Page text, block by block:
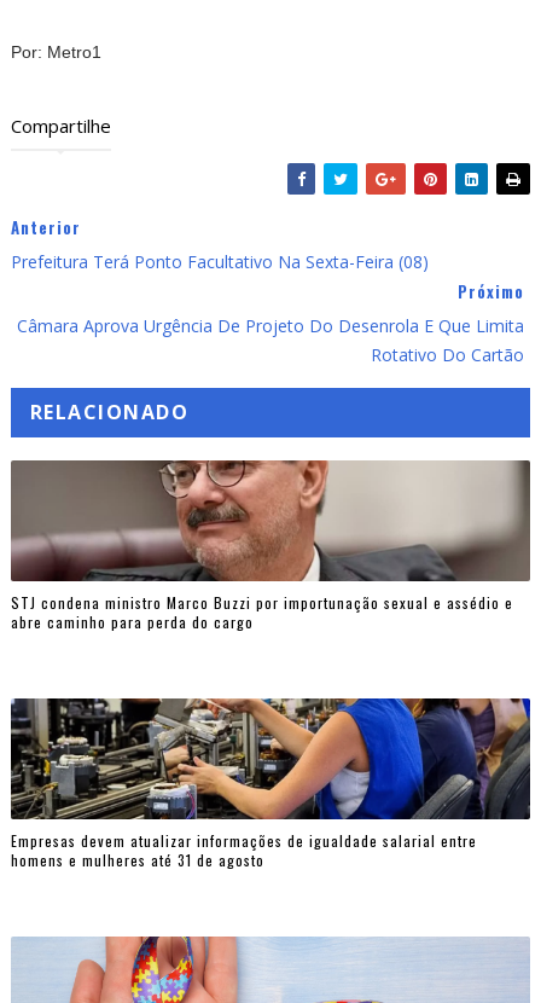
Por: Metro1
Compartilhe
Anterior
Prefeitura Terá Ponto Facultativo Na Sexta-Feira (08)
Próximo
Câmara Aprova Urgência De Projeto Do Desenrola E Que Limita
Rotativo Do Cartão
RELACIONADO
STJ condena ministro Marco Buzzi por importunação sexual e assédio e
abre caminho para perda do cargo
Empresas devem atualizar informações de igualdade salarial entre
homens e mulheres até 31 de agosto